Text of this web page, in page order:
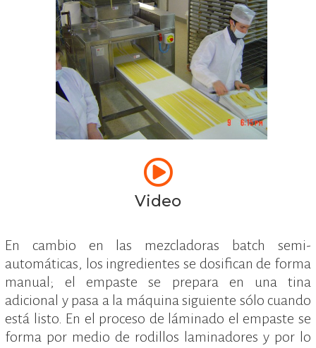
Video
En cambio en las mezcladoras batch semi-
automáticas, los ingredientes se dosifican de forma
manual; el empaste se prepara en una tina
adicional y pasa a la máquina siguiente sólo cuando
está listo. En el proceso de láminado el empaste se
forma por medio de rodillos laminadores y por lo